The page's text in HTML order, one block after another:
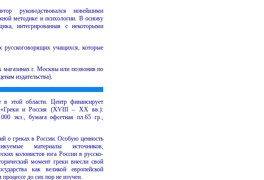
руководствовался новейшими
методике и психологии. В основу
интегрированная с некоторыми
русскоговорящих учащихся, которые
г. Москвы или позвонив по
издательства).
этой области. Центр финансирует
«Греки и Россия (XVIII – XX вв.):
экз., бумага офсетная пл.65 гр.,
о греках в России. Особую ценность
материалы источников,
колонистов юга России в русско-
момент греки внесли свой
как великой европейской
до сих пор не изучен.